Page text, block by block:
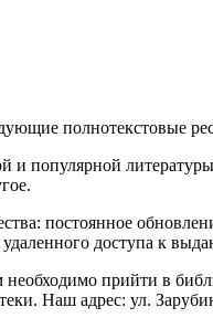
полнотекстовые
и популярной
постоянное
доступа к
прийти в
Наш адрес: ул.